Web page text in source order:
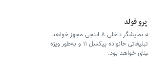
یکی از این رندرها تأیید می‌کند که گوشی به نمایشگر داخلی ۸ اینچی مجهز خواهد
بود. رندر دیگر نیز نشان می‌دهد تمرکز اصلی کمپین تبلیغاتی خانواده پیکسل ۱۱ و به‌طور ویژه
خواهد بود.